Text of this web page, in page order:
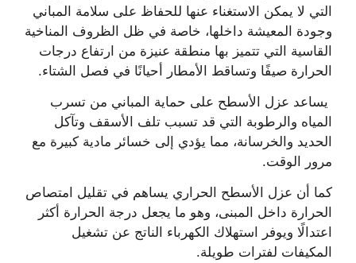
التي لا يمكن الاستغناء عنها للحفاظ على سلامة المباني
وجودة المعيشة داخلها، خاصة في ظل الظروف المناخية
القاسية التي تتميز بها منطقة عنيزة من ارتفاع درجات
الحرارة صيفًا وتساقط الأمطار أحيانًا في فصل الشتاء.
يساعد عزل الأسطح على حماية المباني من تسرب
المياه والرطوبة التي قد تسبب تلف الأسقف وتآكل
الحديد والخرسانة، مما يؤدي إلى خسائر مادية كبيرة مع
مرور الوقت.
كما أن عزل الأسطح الحراري يساهم في تقليل امتصاص
الحرارة داخل المبنى، وهو ما يجعل درجة الحرارة أكثر
اعتدالًا ويوفر استهلاك الكهرباء الناتج عن تشغيل
المكيفات لفترات طويلة.